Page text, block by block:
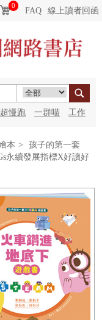
0
FAQ 線上讀者回函
超慢跑 一群喵 工作
本 >
孩子的第一套
永續發展指標X好讀好